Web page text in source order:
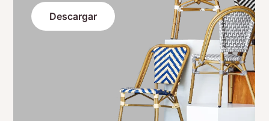
Descargar